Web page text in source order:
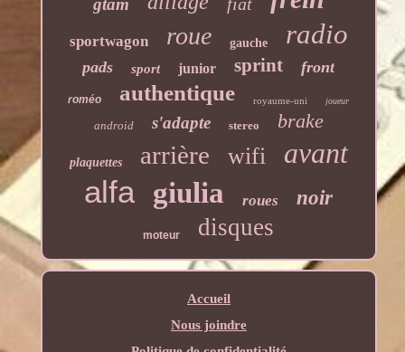
gtam
sportwagon roue gauche radio
pads sport junior sprint front
roméo authentique royaume-uni joueur
android s'adapte stereo brake
plaquettes arrière wifi avant
alfa giulia roues noir
moteur disques
Accueil
Nous joindre